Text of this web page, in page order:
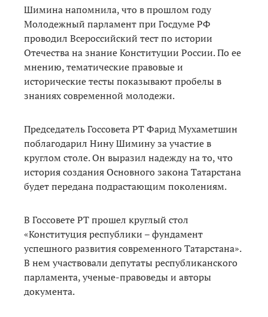
Шимина напомнила, что в прошлом году
Молодежный парламент при Госдуме РФ
проводил Всероссийский тест по истории
Отечества на знание Конституции России. По ее
мнению, тематические правовые и
исторические тесты показывают пробелы в
знаниях современной молодежи.
Председатель Госсовета РТ Фарид Мухаметшин
поблагодарил Нину Шимину за участие в
круглом столе. Он выразил надежду на то, что
история создания Основного закона Татарстана
будет передана подрастающим поколениям.
В Госсовете РТ прошел круглый стол
«Конституция республики – фундамент
успешного развития современного Татарстана».
В нем участвовали депутаты республиканского
парламента, ученые-правоведы и авторы
документа.